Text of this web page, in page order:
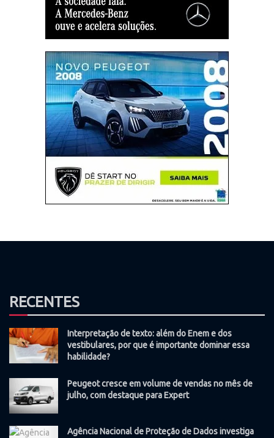
RECENTES
Interpretação de texto: além do Enem e dos
vestibulares, por que é importante dominar essa
habilidade?
Peugeot cresce em volume de vendas no mês de
julho, com destaque para Expert
Agência Nacional de Proteção de Dados investiga